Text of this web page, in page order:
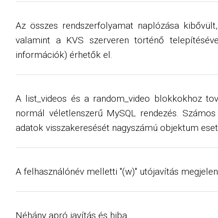
Az összes rendszerfolyamat naplózása
valamint a KVS szerveren történő
információk) érhetők el.
A list_videos és a random_video blokkokhoz
normál véletlenszerű MySQL rendezés.
adatok visszakeresését nagyszámú objektum
A felhasználónév melletti "(w)" utójavítás
Néhány apró javítás és hiba.